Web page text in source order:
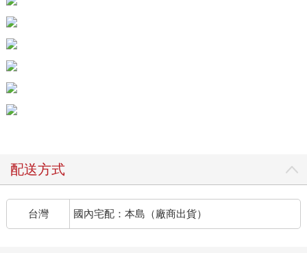
配送方式
台灣 國內宅配：本島（廠商出貨）